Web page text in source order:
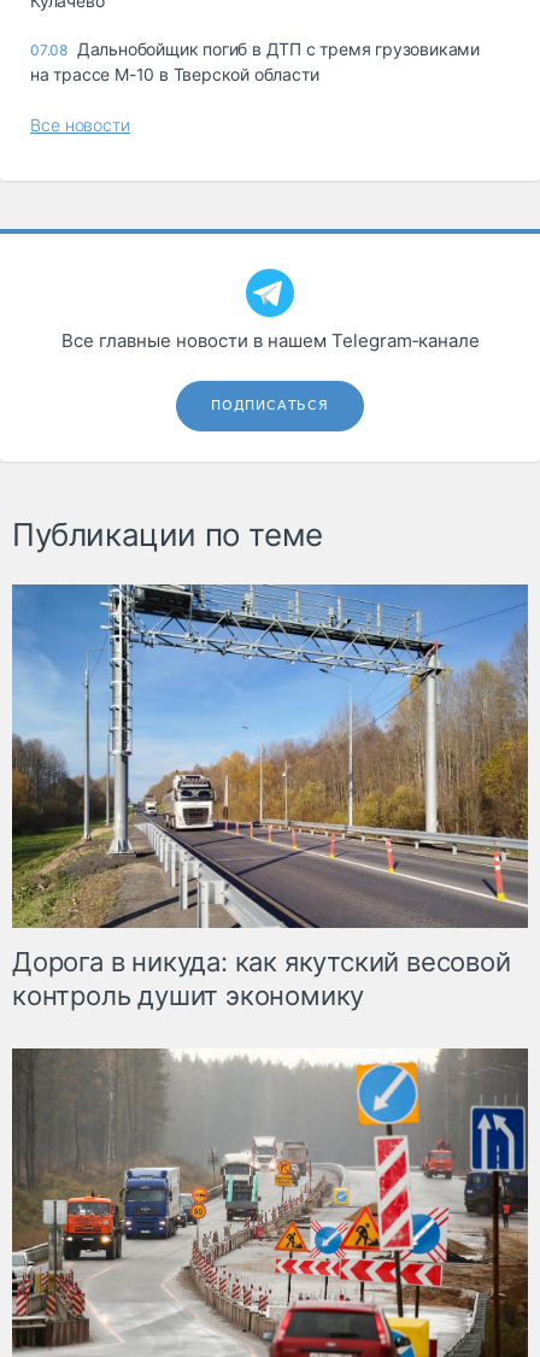
07.08 Дальнобойщик погиб в ДТП с тремя грузовиками
на трассе М-10 в Тверской области
Все новости
Все главные новости в нашем Telegram‑канале
ПОДПИСАТЬСЯ
Публикации по теме
Дорога в никуда: как якутский весовой
контроль душит экономику